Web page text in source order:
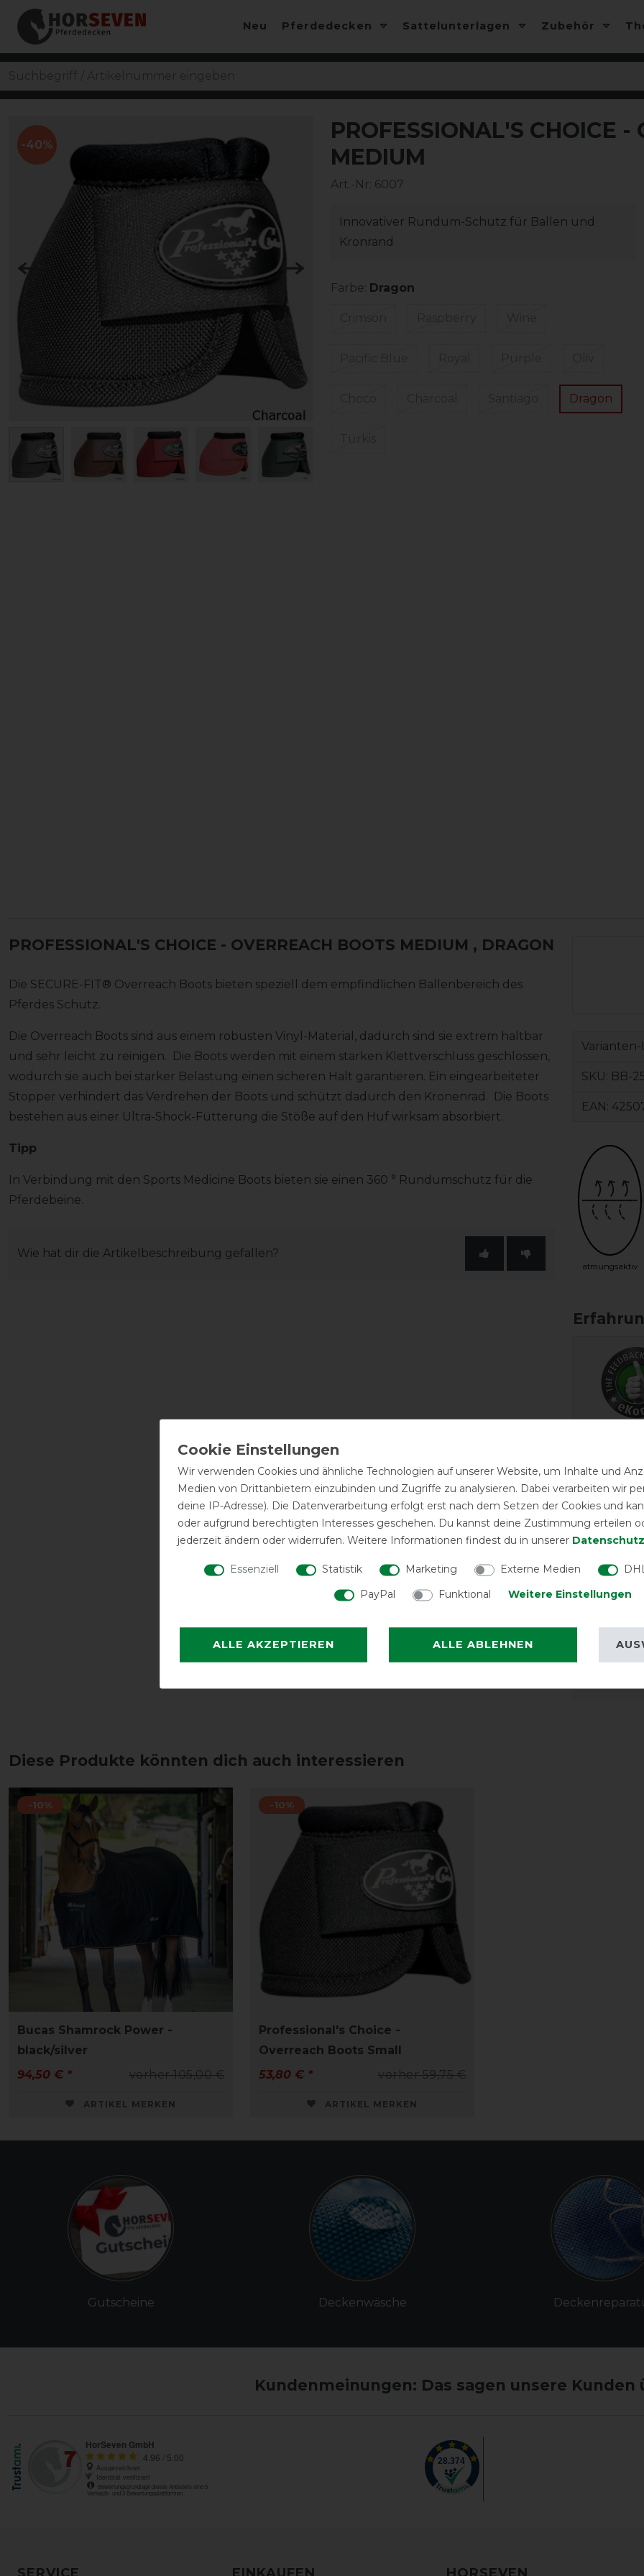
Neu Pferdedecken Sattelunterlagen Zubehör
-40%
PROFESSIONAL'S CHOICE -
MEDIUM
Art.-Nr: 6007
Innovativer Rundum-Schutz für Ballen und
Kronrand
Farbe: Dragon
Dragon
PROFESSIONAL'S CHOICE - OVERREACH BOOTS MEDIUM , DRAGON
Die SECURE-FIT® Overreach Boots bieten speziell dem empfindlichen Ballenbereich des
Pferdes Schutz.
Die Overreach Boots sind aus einem robusten Vinyl-Material, dadurch sind sie extrem haltbar
und sehr leicht zu reinigen. Die Boots werden mit einem starken Klettverschluss geschlossen,
wodurch sie auch bei starker Belastung einen sicheren Halt garantieren. Ein eingearbeiteter
Stopper verhindert das Verdrehen der Boots und schützt dadurch den Kronenrad. Die Boots
bestehen aus einer Ultra-Shock-Fütterung die Stöße auf den Huf wirksam absorbiert.
Tipp
In Verbindung mit den Sports Medicine Boots bieten sie einen 360 ° Rundumschutz für die
Pferdebeine.
Wie hat dir die Artikelbeschreibung gefallen?
Varianten-
SKU: BB-
EAN:
atmungsaktiv
Overreach
Diese Produkte könnten dich auch interessieren
-10%
Bucas Shamrock Power -
black/silver
vorher 105,00 €
94,50 € *
ARTIKEL MERKEN
-10%
Professional's Choice -
Overreach Boots Small
vorher 59,75 €
53,80 € *
ARTIKEL MERKEN
Gutscheine Deckenwäsche
Kundenmeinungen: Das sagen unsere Kunden
Wir verwenden Cookies und ähnliche Technologien auf unserer Website, um Inhalte und
Medien von Drittanbietern einzubinden und Zugriffe zu analysieren. Dabei verarbeiten wir
deine IP-Adresse). Die Datenverarbeitung erfolgt erst nach dem Setzen der Cookies und
oder aufgrund berechtigten Interesses geschehen. Du kannst deine Zustimmung erteilen
jederzeit ändern oder widerrufen. Weitere Informationen findest du in unserer
Essenziell Statistik Marketing Externe Medien
PayPal
Funktional Weitere Einstellungen
ALLE AKZEPTIEREN ALLE ABLEHNEN